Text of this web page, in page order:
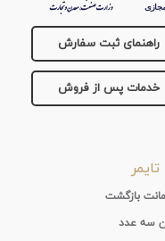
راهنمای ثبت سفارش
خدمات پس از فروش
سه عدد